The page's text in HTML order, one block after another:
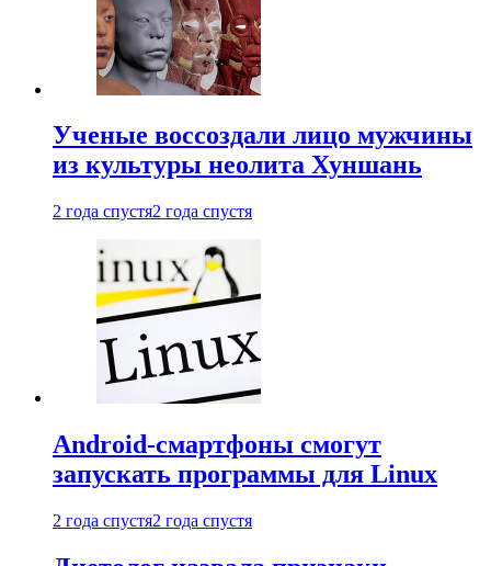
Ученые воссоздали лицо мужчины
из культуры неолита Хуншань
2 года спустя2 года спустя
Android-смартфоны смогут
запускать программы для Linux
2 года спустя2 года спустя